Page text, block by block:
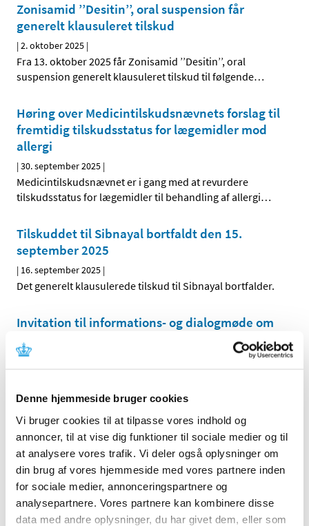
Denne hjemmeside bruger cookies
Vi bruger cookies til at tilpasse vores indhold og
annoncer, til at vise dig funktioner til sociale medier og til
at analysere vores trafik. Vi deler også oplysninger om
din brug af vores hjemmeside med vores partnere inden
for sociale medier, annonceringspartnere og
analysepartnere. Vores partnere kan kombinere disse
data med andre oplysninger, du har givet dem, eller som
Zonisamid ’’Desitin’’, oral suspension får
generelt klausuleret tilskud
|2. oktober 2025 |
Fra 13. oktober 2025 får Zonisamid ’’Desitin’’, oral
suspension generelt klausuleret tilskud til følgende…
Høring over Medicintilskudsnævnets forslag til
fremtidig tilskudsstatus for lægemidler mod
allergi
|30. september 2025 |
Medicintilskudsnævnet er i gang med at revurdere
tilskudsstatus for lægemidler til behandling af allergi…
Tilskuddet til Sibnayal bortfaldt den 15.
september 2025
| 16. september 2025 |
Det generelt klausulerede tilskud til Sibnayal bortfalder.
Invitation til informations- og dialogmøde om
medicintilskud
|15. august 2025
Fra 28. april 2025 får Methenamine hippurate
EQL Pharma, tabletter generelt klausuleret
tilskud
24. april 2025
Fra 28. april 2025 får Methenamine hippurate EQL
Pharma, tabletter generelt klausuleret tilskud til…